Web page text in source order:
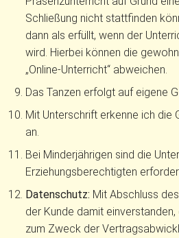
Schließung nicht stattfinden
dann als erfüllt, wenn der
wird. Hierbei können die
„Online-Unterricht“ abweichen.
Das Tanzen erfolgt auf eigene
Mit Unterschrift erkenne ich die
an.
Bei Minderjährigen sind die
Erziehungsberechtigten
Datenschutz: Mit Abschluss
der Kunde damit
zum Zweck der